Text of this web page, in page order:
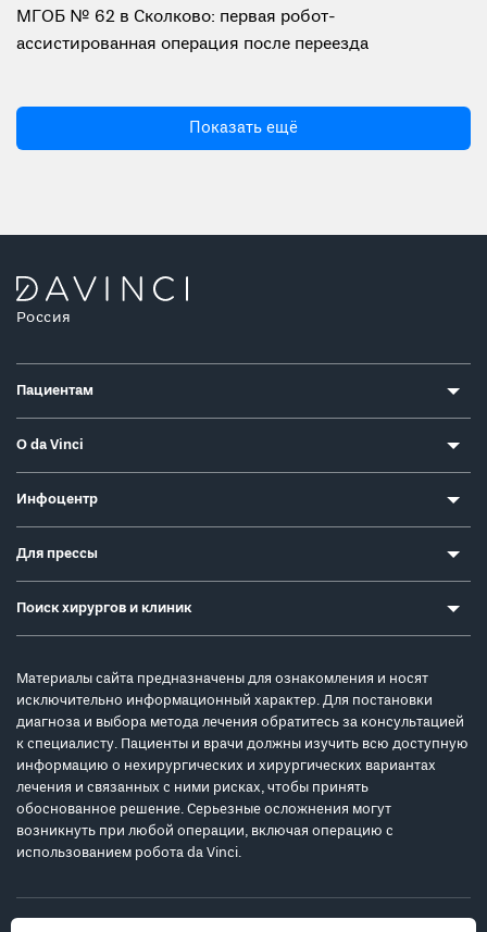
МГОБ № 62 в Сколково: первая робот-
ассистированная операция после переезда
Показать ещё
Россия
Пациентам
О da Vinci
Инфоцентр
Для прессы
Поиск хирургов и клиник
Материалы сайта предназначены для ознакомления и носят
исключительно информационный характер. Для постановки
диагноза и выбора метода лечения обратитесь за консультацией
к специалисту. Пациенты и врачи должны изучить всю доступную
информацию о нехирургических и хирургических вариантах
лечения и связанных с ними рисках, чтобы принять
обоснованное решение. Серьезные осложнения могут
возникнуть при любой операции, включая операцию с
использованием робота da Vinci.